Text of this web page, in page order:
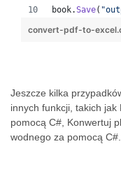
book.Save(
convert-pdf-to-
Jeszcze kilka
innych funkcji, takich
pomocą C#, Konwertuj
wodnego za pomocą C#.